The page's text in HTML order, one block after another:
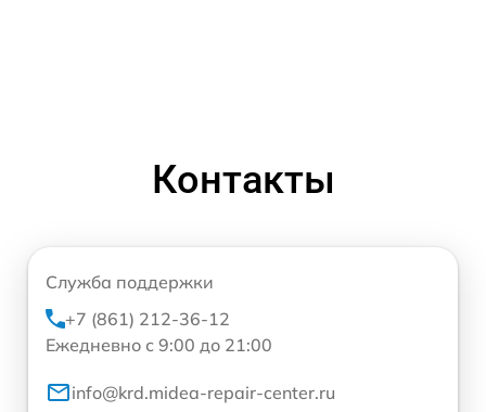
Контакты
Служба поддержки
+7 (861) 212-36-12
Ежедневно с 9:00 до 21:00
info@krd.midea-repair-center.ru